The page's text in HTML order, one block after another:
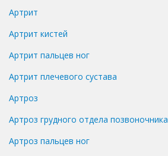
Артрит
Артрит кистей
Артрит пальцев ног
Артрит плечевого сустава
Артроз
Артроз грудного отдела позвоночника
Артроз пальцев ног